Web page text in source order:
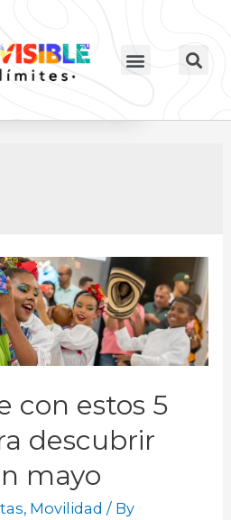
con estos 5
descubrir
mayo
, Movilidad / By